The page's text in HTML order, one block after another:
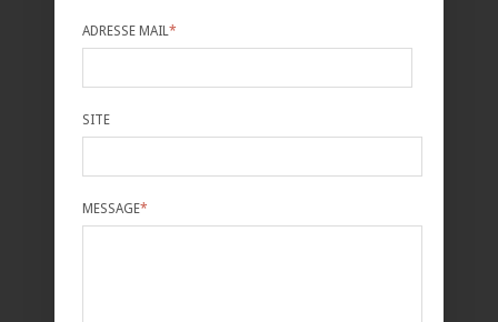
ADRESSE MAIL*
SITE
MESSAGE*